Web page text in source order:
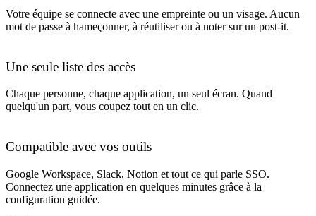
Votre équipe se connecte avec une empreinte ou un visage. Aucun
mot de passe à hameçonner, à réutiliser ou à noter sur un post-it.
Une seule liste des accès
Chaque personne, chaque application, un seul écran. Quand
quelqu'un part, vous coupez tout en un clic.
Compatible avec vos outils
Google Workspace, Slack, Notion et tout ce qui parle SSO.
Connectez une application en quelques minutes grâce à la
configuration guidée.